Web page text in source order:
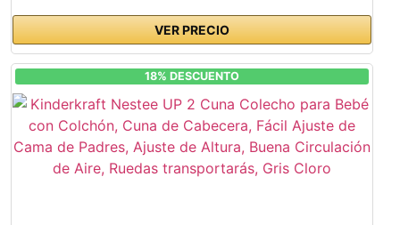
VER PRECIO
18% DESCUENTO